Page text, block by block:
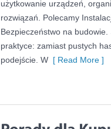
użytkowanie urządzeń,
rozwiązań. Polecamy
Bezpieczeństwo na
praktyce: zamiast pustych
podejście. W [ Read More ]